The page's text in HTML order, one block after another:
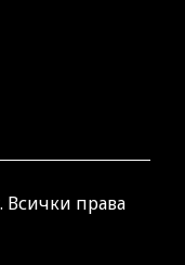
Всички права